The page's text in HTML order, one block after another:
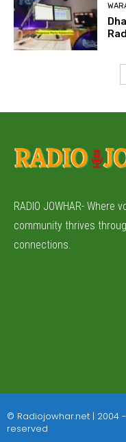
RADIO JOWHAR-
community thrives
connections.
© Radiojowhar.net | 2004
reserved